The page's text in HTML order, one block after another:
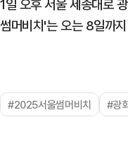
1일 오후 서울 세종대로
썸머비치'는 오는 8일까
#2025서울썸머비치 #광